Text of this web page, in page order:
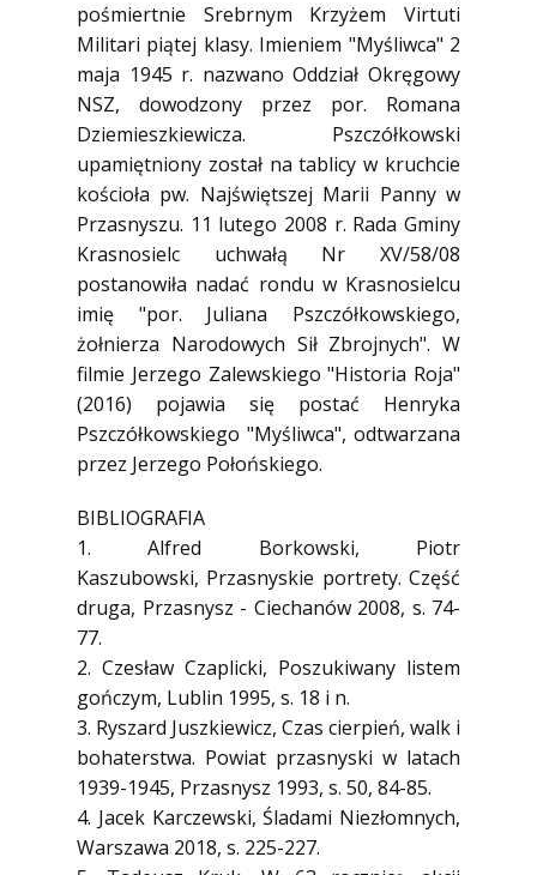
pośmiertnie Srebrnym Krzyżem Virtuti
Militari piątej klasy. Imieniem "Myśliwca" 2
maja 1945 r. nazwano Oddział Okręgowy
NSZ, dowodzony przez por. Romana
Dziemieszkiewicza. Pszczółkowski
upamiętniony został na tablicy w kruchcie
kościoła pw. Najświętszej Marii Panny w
Przasnyszu. 11 lutego 2008 r. Rada Gminy
Krasnosielc uchwałą Nr XV/58/08
postanowiła nadać rondu w Krasnosielcu
imię "por. Juliana Pszczółkowskiego,
żołnierza Narodowych Sił Zbrojnych". W
filmie Jerzego Zalewskiego "Historia Roja"
(2016) pojawia się postać Henryka
Pszczółkowskiego "Myśliwca", odtwarzana
przez Jerzego Połońskiego.
BIBLIOGRAFIA
1. Alfred Borkowski, Piotr
Kaszubowski, Przasnyskie portrety. Część
druga, Przasnysz - Ciechanów 2008, s. 74-
77.
2. Czesław Czaplicki, Poszukiwany listem
gończym, Lublin 1995, s. 18 i n.
3. Ryszard Juszkiewicz, Czas cierpień, walk i
bohaterstwa. Powiat przasnyski w latach
1939-1945, Przasnysz 1993, s. 50, 84-85.
4. Jacek Karczewski, Śladami Niezłomnych,
Warszawa 2018, s. 225-227.